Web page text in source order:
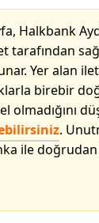
Halkbank
tarafından
Yer alan
birebir
olmadığını
.
ile doğrudan